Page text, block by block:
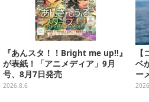
『あんスタ！！Bright me up!!』
が表紙！「アニメディア」9月
号、8月7日発売
2026.8.6
ベ
ー
珠